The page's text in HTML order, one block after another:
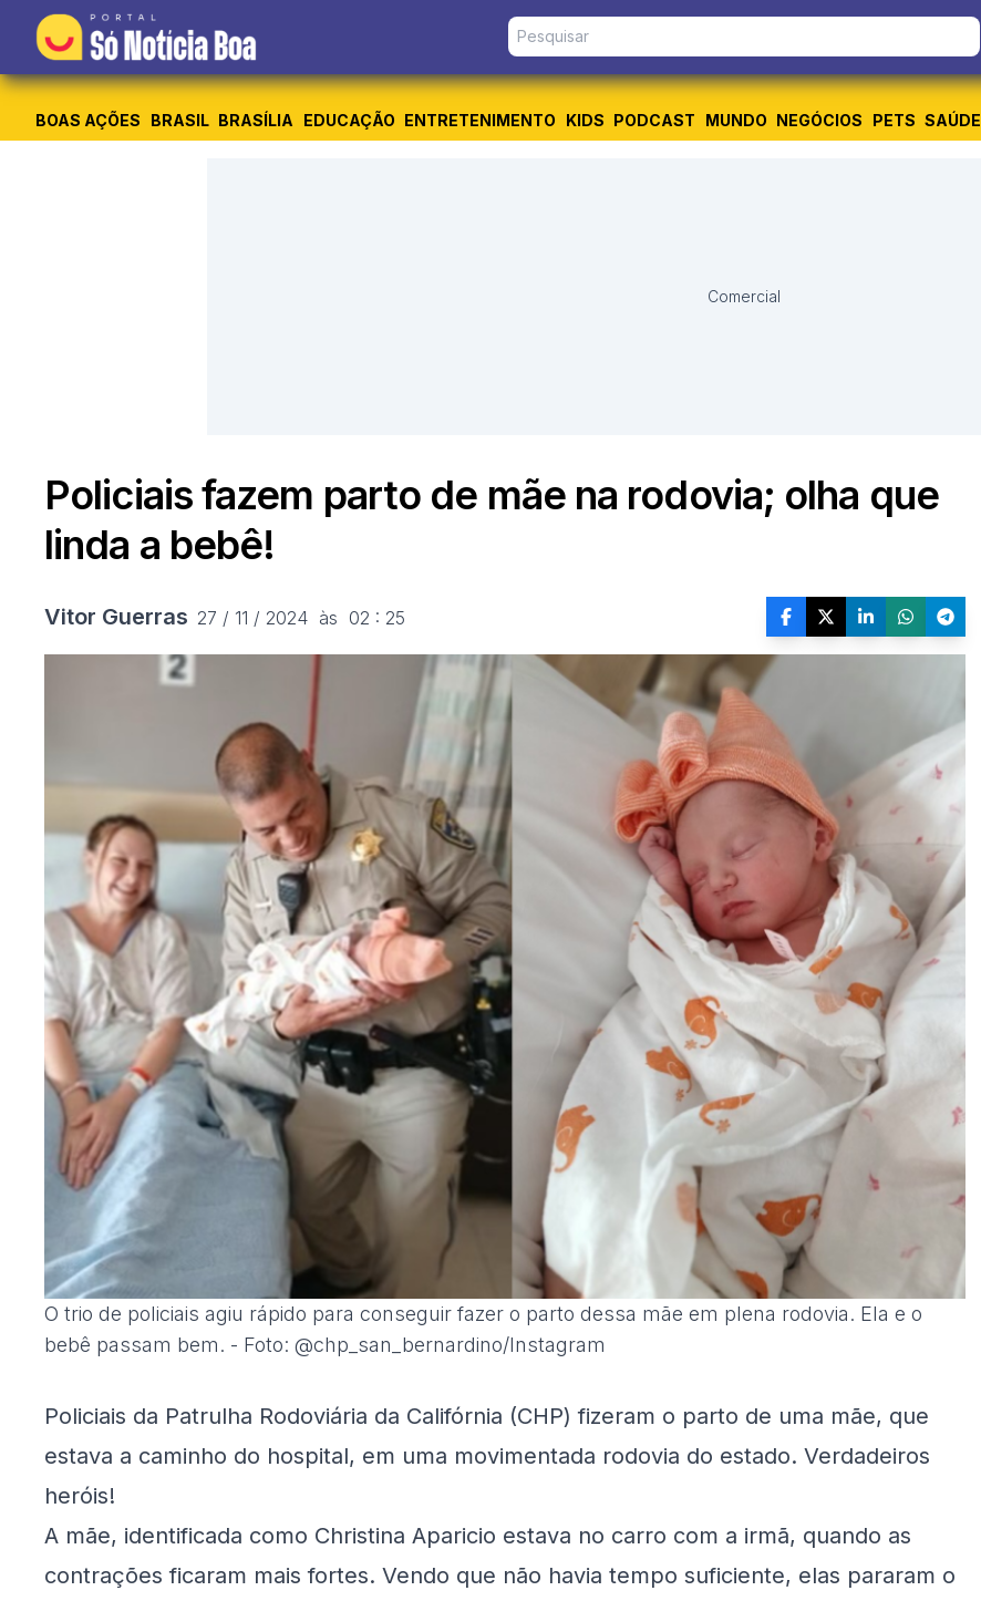
BOAS AÇÕES BRASIL BRASÍLIA EDUCAÇÃO ENTRETENIMENTO KIDS PODCAST MUNDO NEGÓCIOS PETS SAÚDE
Comercial
Policiais fazem parto de mãe na rodovia; olha que
linda a bebê!
Vitor Guerras 27 / 11 / 2024  às  02 : 25
O trio de policiais agiu rápido para conseguir fazer o parto dessa mãe em plena rodovia. Ela e o
bebê passam bem. - Foto: @chp_san_bernardino/Instagram
Policiais da Patrulha Rodoviária da Califórnia (CHP) fizeram o parto de uma mãe, que
estava a caminho do hospital, em uma movimentada rodovia do estado. Verdadeiros
heróis!
A mãe, identificada como Christina Aparicio estava no carro com a irmã, quando as
contrações ficaram mais fortes. Vendo que não havia tempo suficiente, elas pararam o